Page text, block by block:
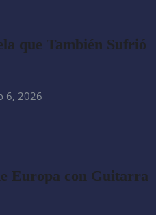
que También Sufrió
6, 2026
Europa con Guitarra